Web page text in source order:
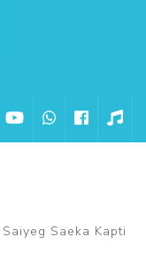
Saiyeg Saeka Kapti